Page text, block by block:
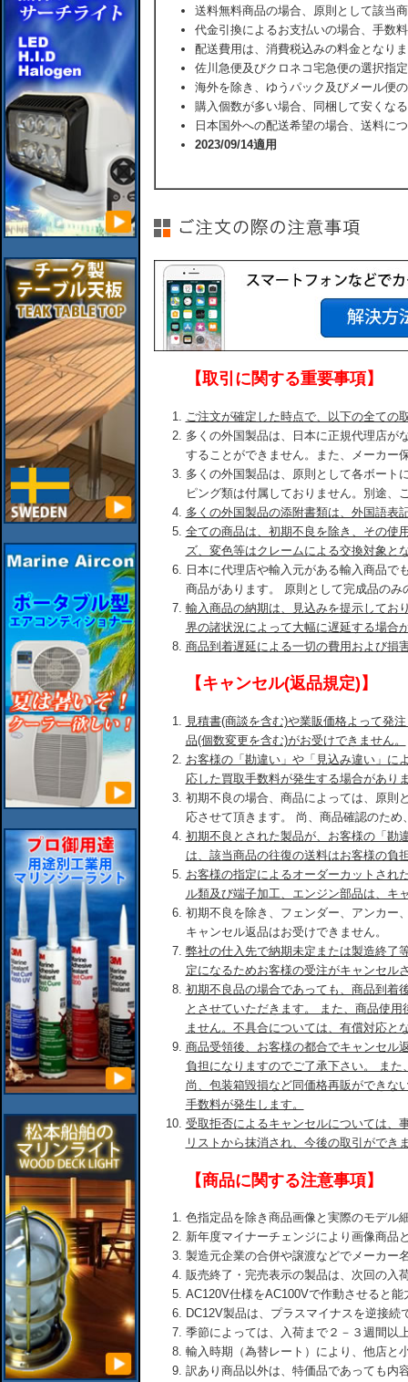
送料無料商品の場合、原則として該当
代金引換によるお支払いの場合、手数
配送費用は、消費税込みの料金となり
佐川急便及びクロネコ宅急便の選択指
海外を除き、ゆうパック及びメール便
購入個数が多い場合、同梱して安くな
日本国外への配送希望の場合、送料に
2023/09/14適用
【取引に関する重要事項】
ご注文が確定した時点で、以下の全ての
多くの外国製品は、日本に正規代理店が
することができません。また、メーカー
多くの外国製品は、原則として各ボート
ピング類は付属しておりません。別途、
多くの外国製品の添附書類は、外国語表
全ての商品は、初期不良を除き、その使
ズ、変色等はクレームによる交換対象と
日本に代理店や輸入元がある輸入商品で
商品があります。 原則として完成品のみ
輸入商品の納期は、見込みを提示してお
界の諸状況によって大幅に遅延する場合
商品到着遅延による一切の費用および損
【キャンセル(返品規定)】
見積書(商談を含む)や業販価格よって発
品(個数変更を含む)がお受けできません。
お客様の「勘違い」や「見込み違い」に
応した買取手数料が発生する場合があり
初期不良の場合、商品によっては、原則
応させて頂きます。 尚、商品確認のた
初期不良とされた製品が、お客様の「勘
は、該当商品の往復の送料はお客様の負
お客様の指定によるオーダーカットされ
ル類及び端子加工、エンジン部品は、キ
初期不良を除き、フェンダー、アンカー
キャンセル返品はお受けできません。
弊社の仕入先で納期未定または製造終了
定になるためお客様の受注がキャンセル
初期不良品の場合であっても、商品到着
とさせていただきます。 また、商品使
ません。不具合については、有償対応と
商品受領後、お客様の都合でキャンセル
負担になりますのでご了承下さい。 ま
尚、包装箱毀損など同価格再販ができな
手数料が発生します。
受取拒否によるキャンセルについては、
リストから抹消され、今後の取引ができ
【商品に関する注意事項】
色指定品を除き商品画像と実際のモデル
新年度マイナーチェンジにより画像商品
製造元企業の合併や譲渡などでメーカー
販売終了・完売表示の製品は、次回の入
AC120V仕様をAC100Vで作動させると
DC12V製品は、プラスマイナスを逆接
季節によっては、入荷まで２－３週間以
輸入時期（為替レート）により、他店と
訳あり商品以外は、特価品であっても内